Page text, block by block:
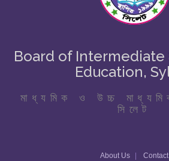
Board of Intermediate
Education,
মাধ্যমিক ও উচ্চ মাধ্যমিক
সিলেট
About Us Contact